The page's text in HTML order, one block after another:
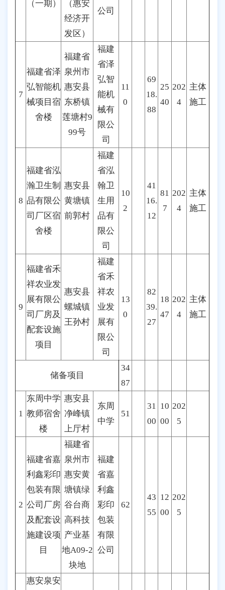
（一期）
（惠安
经济开
发区）
公司
7
福建省泽
弘智能机
械项目宿
舍楼
福建省
泉州市
惠安县
东桥镇
莲塘村9
99号
福建
省泽
弘智
能机
械有
限公
司
11
0
69
18.
88
25
40
202
4
主体
施工
8
福建省泓
瀚卫生制
品有限公
司厂区宿
舍楼
惠安县
黄塘镇
前郭村
福建
省泓
翰卫
生用
品有
限公
司
10
2
41
16.
12
81
7
202
4
主体
施工
9
福建省禾
祥农业发
展有限公
司厂房及
配套设施
项目
惠安县
螺城镇
王孙村
福建
省禾
祥农
业发
展有
限公
司
13
0
82
39.
27
18
47
202
4
主体
施工
储备项目
34
87
1
东周中学
教师宿舍
楼
惠安县
净峰镇
上厅村
东周
中学
51
31
00
10
00
202
5
2
福建省嘉
利鑫彩印
包装有限
公司厂房
及配套设
施建设项
目
福建省
泉州市
惠安黄
塘镇绿
谷台商
高科技
产业基
地A09-2
块地
福建
省嘉
利鑫
彩印
包装
有限
公司
62
43
55
12
00
202
5
惠安泉安